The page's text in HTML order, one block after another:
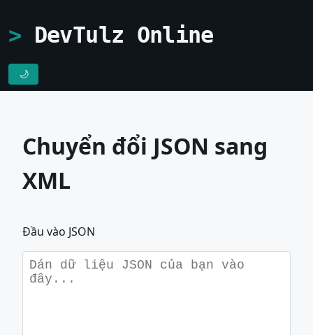
DevTulz Online
🌙
Chuyển đổi JSON sang
XML
Đầu vào JSON